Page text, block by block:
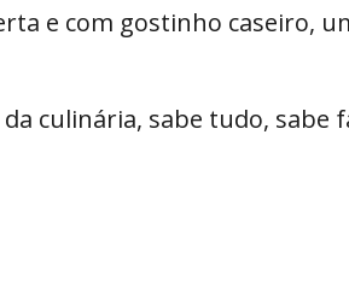
e com gostinho caseiro,
culinária, sabe tudo, sabe